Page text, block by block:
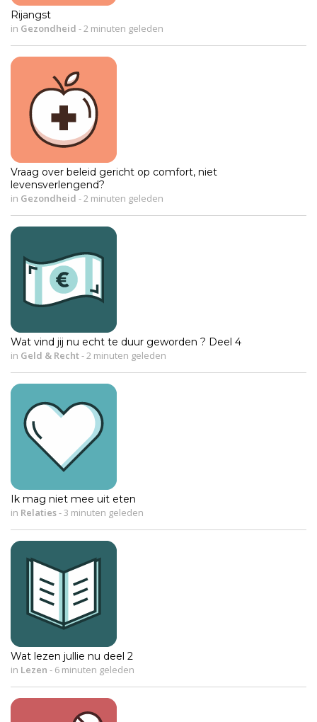
Rijangst
in Gezondheid -2 minuten geleden
Vraag over beleid gericht op comfort, niet
levensverlengend?
in Gezondheid -2 minuten geleden
Wat vind jij nu echt te duur geworden ? Deel 4
in Geld & Recht-2 minuten geleden
Ik mag niet mee uit eten
in Relaties-3 minuten geleden
Wat lezen jullie nu deel 2
in Lezen - 6 minuten geleden